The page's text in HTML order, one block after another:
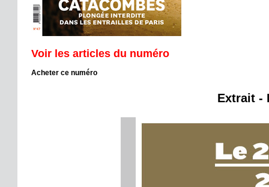
Voir les articles du numéro
Acheter ce numéro
Extrait -